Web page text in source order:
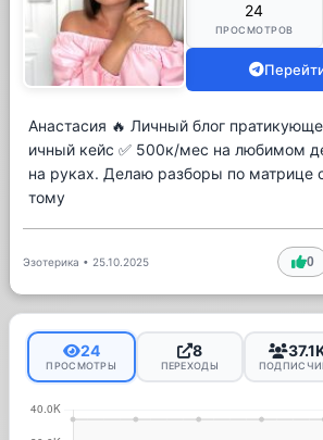
24
ПРОСМОТРОВ
Анастасия 🔥 Личный блог
ичный кейс ✅ 500к/мес на любимом
на руках. Делаю разборы по матрице
тому
Эзотерика • 25.10.2025 0
24
ПРОСМОТРЫ
8
ПЕРЕХОДЫ